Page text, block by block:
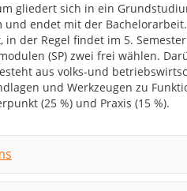
gliedert sich in ein
endet mit der
in der Regel findet im 5.
(SP) zwei frei wählen.
aus volks-und
und Werkzeugen zu
(25 %) und Praxis (15 %).